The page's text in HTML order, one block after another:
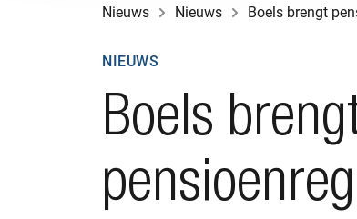
Nieuws Nieuws Boels brengt
Boels
NIEUWS